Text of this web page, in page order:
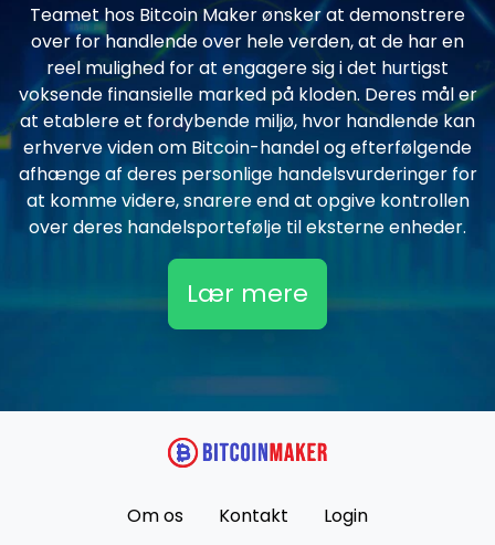
Teamet hos Bitcoin Maker ønsker at demonstrere
over for handlende over hele verden, at de har en
reel mulighed for at engagere sig i det hurtigst
voksende finansielle marked på kloden. Deres mål er
at etablere et fordybende miljø, hvor handlende kan
erhverve viden om Bitcoin-handel og efterfølgende
afhænge af deres personlige handelsvurderinger for
at komme videre, snarere end at opgive kontrollen
over deres handelsportefølje til eksterne enheder.
Lær mere
Om os Kontakt Login